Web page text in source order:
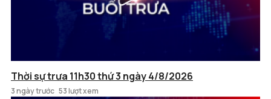
Thời sự trưa 11h30 thứ 3 ngày 4/8/2026
3 ngày trước 53 lượt xem